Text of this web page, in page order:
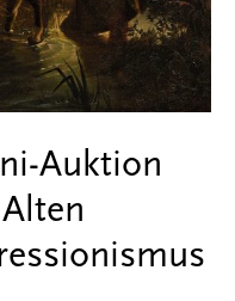
Auktion